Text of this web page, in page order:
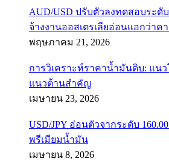
AUD/USD ปรับตัวลงทดสอบระดับ
จ้างงานออสเตรเลียอ่อนแอกว่าค
พฤษภาคม 21, 2026
การวิเคราะห์ราคาน้ำมันดิบ: แน
แนวต้านสำคัญ
เมษายน 23, 2026
USD/JPY อ่อนตัวจากระดับ
พรีเมียมน้ำมัน
เมษายน 8, 2026